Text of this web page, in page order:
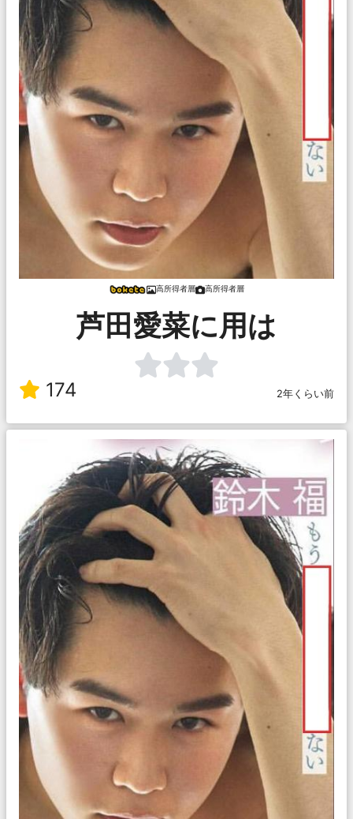
高所得者層 高所得者層
芦田愛菜に用は
174 2年くらい前